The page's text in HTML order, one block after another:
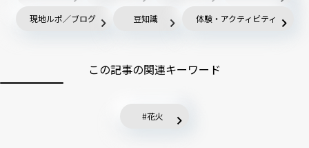
現地ルポ／ブログ 豆知識 体験・アクティビティ
この記事の関連キーワード
花火